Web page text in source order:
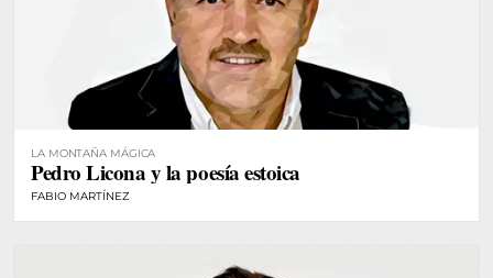
LA MONTAÑA MÁGICA
Pedro Licona y la poesía estoica
FABIO MARTÍNEZ